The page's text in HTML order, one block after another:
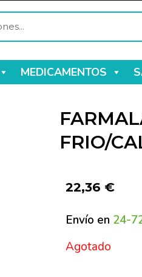
MEDICAMENTOS
FRIO/
22,36 €
Envío en 24-
Agotado